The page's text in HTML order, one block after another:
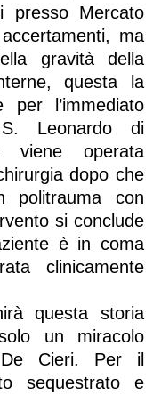
presso Mercato
ma
gravità della
questa la
l’immediato
S. Leonardo di
viene operata
dopo che
politrauma con
si conclude
è in coma
clinicamente
questa storia
un miracolo
Cieri. Per il
sequestrato e